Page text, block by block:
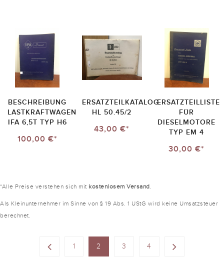
BESCHREIBUNG
LASTKRAFTWAGEN
IFA 6,5T TYP H6
100,00 €*
ERSATZTEILKATALOG
HL 50.45/2
43,00 €*
ERSATZTEILLISTE
FÜR
DIESELMOTORE
TYP EM 4
30,00 €*
*Alle Preise verstehen sich mit kostenlosem Versand.
Als Kleinunternehmer im Sinne von § 19 Abs. 1 UStG wird keine Umsatzsteuer
berechnet.
1 2 3 4